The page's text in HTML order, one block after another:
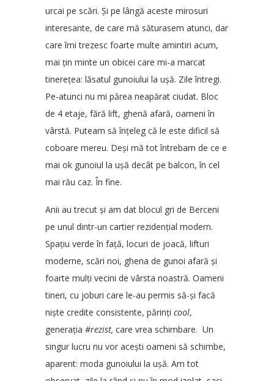
urcai pe scări. Și pe lângă aceste mirosuri
interesante, de care mă săturasem atunci, dar
care îmi trezesc foarte multe amintiri acum,
mai țin minte un obicei care mi-a marcat
tinerețea: lăsatul gunoiului la ușă. Zile întregi.
Pe-atunci nu mi părea neapărat ciudat. Bloc
de 4 etaje, fără lift, ghenă afară, oameni în
vârstă. Puteam să înțeleg că le este dificil să
coboare mereu. Deși mă tot întrebam de ce e
mai ok gunoiul la ușă decât pe balcon, în cel
mai rău caz. În fine.
Anii au trecut și am dat blocul gri de Berceni
pe unul dintr-un cartier rezidențial modern.
Spațiu verde în față, locuri de joacă, lifturi
moderne, scări noi, ghena de gunoi afară și
foarte mulți vecini de vârsta noastră. Oameni
tineri, cu joburi care le-au permis să-și facă
niște credite consistente, părinți cool,
generația #rezist, care vrea schimbare. Un
singur lucru nu vor acești oameni să schimbe,
aparent: moda gunoiului la ușă. Am tot